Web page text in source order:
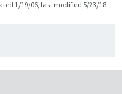
1/19/06, last modified 5/23/18